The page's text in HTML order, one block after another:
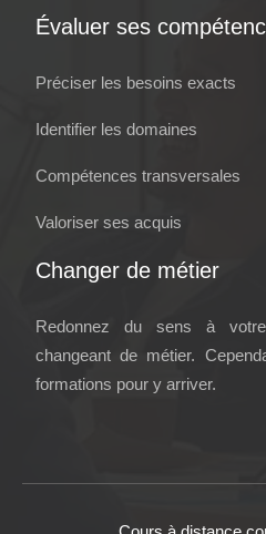
Évaluer ses
Préciser les besoins exacts
Identifier les domaines
Compétences transversales
Valoriser ses acquis
Changer de métier
Redonnez du sens à
changeant de métier.
formations pour y arriver.